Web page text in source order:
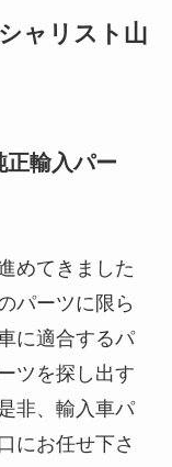
ャリスト山
正輸入パー
めてきました
パーツに限ら
に適合するパ
ツを探し出す
非、輸入車パ
にお任せ下さ